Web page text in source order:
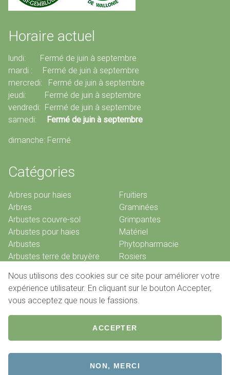
Horaire actuel
lundi: Fermé de juin à septembre
mardi : Fermé de juin à septembre
mercredi: Fermé de juin à septembre
jeudi: Fermé de juin à septembre
vendredi: Fermé de juin à septembre
samedi:
Fermé de juin à septembre
dimanche: Fermé
Catégories
Arbres pour haies
Arbres
Arbustes couvre-sol
Arbustes pour haies
Arbustes
Arbustes terre de bruyère
Conifères
Fruitiers
Graminées
Grimpantes
Matériel
Phytopharmacie
Rosiers
© 2026 Pépinières De Louveigné
Pied
de
Conditions de vente
Contact
Jolux Webdesign
Nous utilisons des cookies sur ce site pour améliorer votre
expérience utilisateur. En cliquant sur le bouton Accepter,
vous acceptez que nous le fassions.
ACCEPTER
NON, MERCI